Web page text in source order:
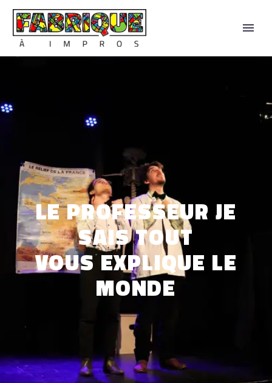
14, rue de l'arche sèche - 44 000 Nantes
LE PROFESSEUR JE
SAIS TOUT
VOUS EXPLIQUE LE
MONDE